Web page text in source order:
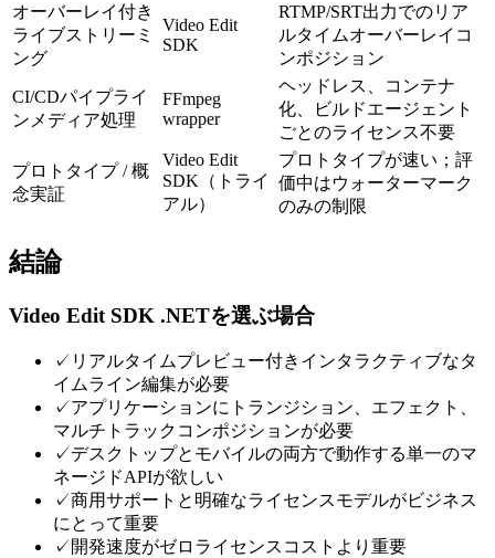
オーバーレイ付き
ライブストリーミ
ング
Video Edit
SDK
RTMP/SRT出力でのリア
ルタイムオーバーレイコ
ンポジション
CI/CDパイプライ
ンメディア処理
FFmpeg
wrapper
ヘッドレス、コンテナ
化、ビルドエージェント
ごとのライセンス不要
プロトタイプ / 概
念実証
Video Edit
SDK（トライ
アル）
プロトタイプが速い；評
価中はウォーターマーク
のみの制限
結論
Video Edit SDK .NETを選ぶ場合
✓ リアルタイムプレビュー付きインタラクティブなタ
イムライン編集が必要
✓アプリケーションにトランジション、エフェクト、
マルチトラックコンポジションが必要
✓デスクトップとモバイルの両方で動作する単一のマ
ネージドAPIが欲しい
✓商用サポートと明確なライセンスモデルがビジネス
にとって重要
✓ 開発速度がゼロライセンスコストより重要